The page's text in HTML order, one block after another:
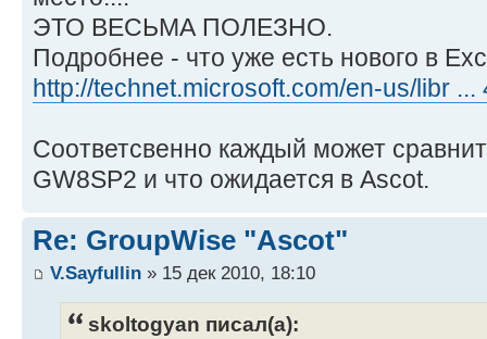
ЭТО ВЕСЬМА ПОЛЕЗНО.
Подробнее - что уже есть нового в
http://technet.microsoft.com/en-us/libr ...
Соответсвенно каждый может
GW8SP2 и что ожидается в Ascot.
Re: GroupWise "Ascot"
V.Sayfullin » 15 дек 2010, 18:10
skoltogyan писал(а):